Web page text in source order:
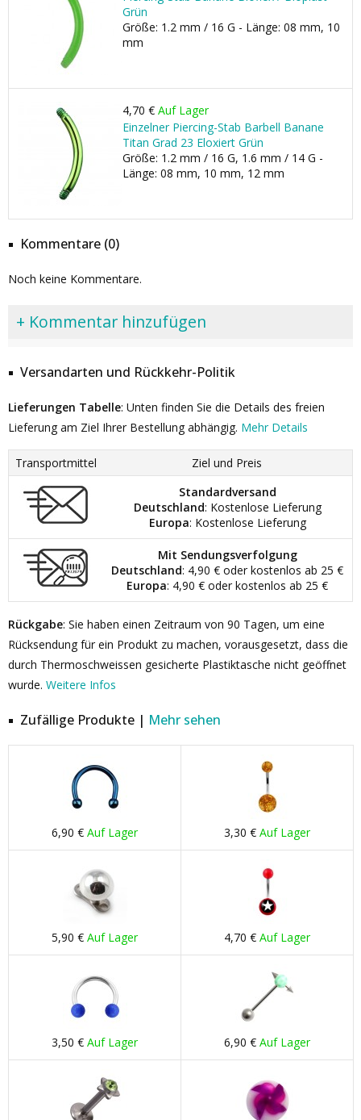
Grün
Größe: 1.2 mm / 16 G - Länge: 08 mm, 10
mm
4,70 € Auf Lager
Einzelner Piercing-Stab Barbell Banane
Titan Grad 23 Eloxiert Grün
Größe: 1.2 mm / 16 G, 1.6 mm / 14 G -
Länge: 08 mm, 10 mm, 12 mm
Kommentare (0)
Noch keine Kommentare.
+ Kommentar hinzufügen
Versandarten und Rückkehr-Politik
Lieferungen Tabelle: Unten finden Sie die Details des freien
Lieferung am Ziel Ihrer Bestellung abhängig. Mehr Details
Transportmittel
Ziel und Preis
Standardversand
Deutschland: Kostenlose Lieferung
Europa: Kostenlose Lieferung
Mit Sendungsverfolgung
Deutschland: 4,90 € oder kostenlos ab 25 €
Europa: 4,90 € oder kostenlos ab 25 €
Rückgabe: Sie haben einen Zeitraum von 90 Tagen, um eine
Rücksendung für ein Produkt zu machen, vorausgesetzt, dass die
durch Thermoschweissen gesicherte Plastiktasche nicht geöffnet
wurde. Weitere Infos
Zufällige Produkte | Mehr sehen
6,90 € Auf Lager 3,30 € Auf Lager
5,90 € Auf Lager 4,70 € Auf Lager
3,50 € Auf Lager 6,90 € Auf Lager